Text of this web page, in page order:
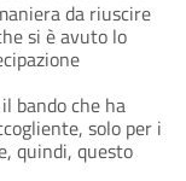
da riuscire
si è avuto lo
bando che ha
solo per i
quindi, questo